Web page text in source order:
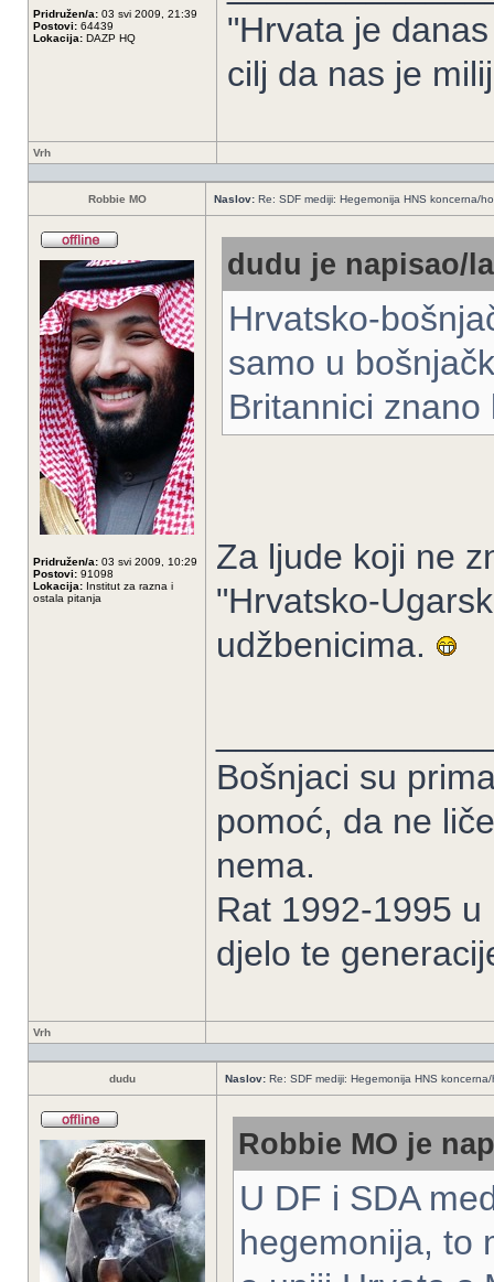
Pridružen/a: 03 svi 2009, 21:39
Postovi: 64439
Lokacija: DAZP HQ
"Hrvata je
cilj da nas je
Vrh
Robbie MO Naslov: Re: SDF mediji: Hegemonija HNS koncerna/
Pridružen/a: 03 svi 2009, 10:29
Postovi: 91098
Lokacija: Institut za razna i
ostala pitanja
dudu je napisao/
Hrvatsko-
samo u
Britannici
Za ljude koji ne
"Hrvatsko-
udžbenicima.
Bošnjaci su
pomoć, da ne
nema.
Rat 1992-1995
djelo te
Vrh
dudu Naslov: Re: SDF mediji: Hegemonija HNS
Robbie MO je
U DF i SDA
hegemonija, to